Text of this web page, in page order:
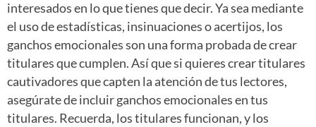
interesados en lo que tienes que decir. Ya sea mediante
el uso de estadísticas, insinuaciones o acertijos, los
ganchos emocionales son una forma probada de crear
titulares que cumplen. Así que si quieres crear titulares
cautivadores que capten la atención de tus lectores,
asegúrate de incluir ganchos emocionales en tus
titulares. Recuerda, los titulares funcionan, y los